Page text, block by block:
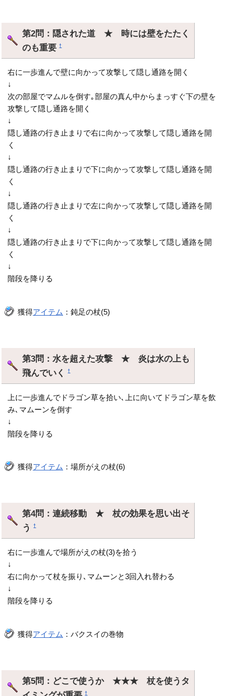
第2問：隠された道 ★ 時には壁をたたく
のも重要†
右に一歩進んで壁に向かって攻撃して隠し通路を開く
↓
次の部屋でマムルを倒す｡部屋の真ん中からまっすぐ下の壁を
攻撃して隠し通路を開く
↓
隠し通路の行き止まりで右に向かって攻撃して隠し通路を開
く
↓
隠し通路の行き止まりで下に向かって攻撃して隠し通路を開
く
↓
隠し通路の行き止まりで左に向かって攻撃して隠し通路を開
く
↓
隠し通路の行き止まりで下に向かって攻撃して隠し通路を開
く
↓
階段を降りる
獲得アイテム ：鈍足の杖(5)
第3問：水を超えた攻撃 ★ 炎は水の上も
飛んでいく†
上に一歩進んでドラゴン草を拾い､上に向いてドラゴン草を飲
み､マムーンを倒す
↓
階段を降りる
獲得アイテム ：場所がえの杖(6)
第4問：連続移動 ★ 杖の効果を思い出そ
う†
右に一歩進んで場所がえの杖(3)を拾う
↓
右に向かって杖を振り､マムーンと3回入れ替わる
↓
階段を降りる
獲得アイテム ：バクスイの巻物
第5問：どこで使うか ★★★ 杖を使うタ
†